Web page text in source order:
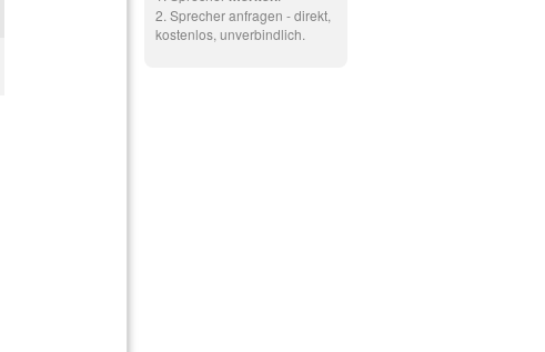
Sprecher anfragen - direkt,
kostenlos, unverbindlich.